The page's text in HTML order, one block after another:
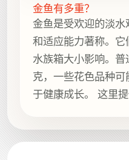
金鱼有多重？
金鱼是受欢迎的淡
和适应能力著称。
水族箱大小影响。
克，一些花色品种
于健康成长。 这里
上的相关指南，方便